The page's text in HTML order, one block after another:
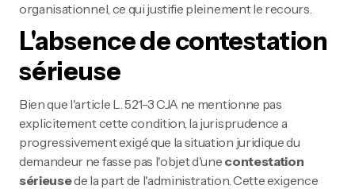
organisationnel, ce qui justifie pleinement le recours.
L'absence de contestation
sérieuse
Bien que l'article L. 521-3 CJA ne mentionne pas
explicitement cette condition, la jurisprudence a
progressivement exigé que la situation juridique du
demandeur ne fasse pas l'objet d'une contestation
sérieusede la part de l'administration. Cette exigence